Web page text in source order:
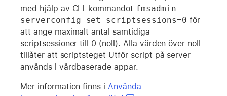
med hjälp av CLI-kommandot fmsadmin
serverconfig set scriptsessions=0 för
att ange maximalt antal samtidiga
scriptsessioner till 0 (noll). Alla värden över noll
tillåter att scriptsteget Utför script på server
används i värdbaserade appar.
Mer information finns iAnvända